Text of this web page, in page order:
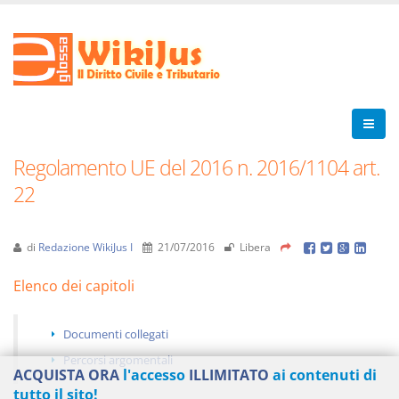
Regolamento UE del 2016 n. 2016/1104 art.
22
di Redazione WikiJus I 21/07/2016 Libera
Elenco dei capitoli
Documenti collegati
Percorsi argomentali
ACQUISTA ORA l'accesso ILLIMITATO ai contenuti di
tutto il sito!